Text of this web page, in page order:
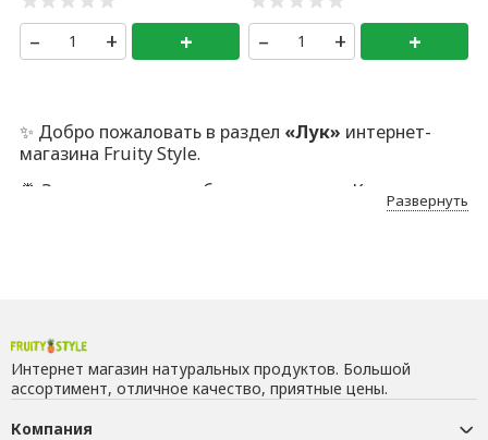
– + + – + +
✨ Добро пожаловать в раздел «Лук» интернет-
магазина Fruity Style.
🍍 Здесь — только отборные позиции. Каждую мы
получаете только лучшее. Если вдруг что-то
пойдёт не так —
заменим без лишних слов, по
первому требованию. Честно и быстро.
Развернуть
Интернет магазин натуральных продуктов. Большой
ассортимент, отличное качество, приятные цены.
Компания